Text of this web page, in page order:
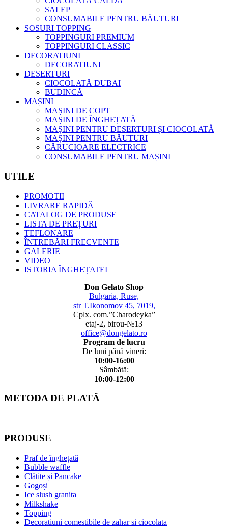
SALEP
CONSUMABILE PENTRU BĂUTURI
SOSURI TOPPING
TOPPINGURI PREMIUM
TOPPINGURI CLASSIC
DECORATIUNI
DECORATIUNI
DESERTURI
CIOCOLATĂ DUBAI
BUDINCĂ
MAȘINI
MAȘINI DE COPT
MAȘINI DE ÎNGHEȚATĂ
MAȘINI PENTRU DESERTURI ȘI CIOCOLATĂ
MAȘINI PENTRU BĂUTURI
CĂRUCIOARE ELECTRICE
CONSUMABILE PENTRU MAȘINI
UTILE
PROMOTII
LIVRARE RAPIDĂ
CATALOG DE PRODUSE
LISTA DE PREȚURI
TEFLONARE
ÎNTREBĂRI FRECVENTE
GALERIE
VIDEO
ISTORIA ÎNGHEȚATEI
Don Gelato Shop
Bulgaria, Ruse,
str T.Ikonomov 45, 7019,
Cplx. com.”Charodeyka”
etaj-2, birou-№13
office@dongelato.ro
Program de lucru
De luni până vineri:
10:00-16:00
Sâmbătă:
10:00-12:00
METODA DE PLATĂ
PRODUSE
Praf de înghețată
Bubble waffle
Clătite și Pancake
Gogoși
Ice slush granita
Milkshake
Topping
Decoratiuni comestibile de zahar si ciocolata